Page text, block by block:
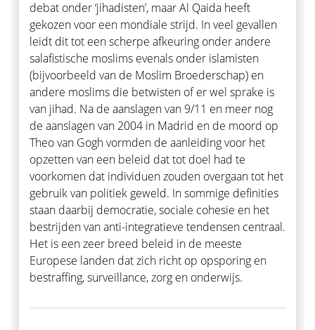
debat onder ‘jihadisten’, maar Al Qaida heeft
gekozen voor een mondiale strijd. In veel gevallen
leidt dit tot een scherpe afkeuring onder andere
salafistische moslims evenals onder islamisten
(bijvoorbeeld van de Moslim Broederschap) en
andere moslims die betwisten of er wel sprake is
van jihad. Na de aanslagen van 9/11 en meer nog
de aanslagen van 2004 in Madrid en de moord op
Theo van Gogh vormden de aanleiding voor het
opzetten van een beleid dat tot doel had te
voorkomen dat individuen zouden overgaan tot het
gebruik van politiek geweld. In sommige definities
staan daarbij democratie, sociale cohesie en het
bestrijden van anti-integratieve tendensen centraal.
Het is een zeer breed beleid in de meeste
Europese landen dat zich richt op opsporing en
bestraffing, surveillance, zorg en onderwijs.